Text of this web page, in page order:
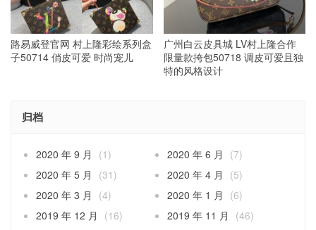
路易威登官网 村上隆彩绘系列盒
子50714 俏皮可爱 时尚宠儿
广州白云皮具城 LV村上隆合作
限量款挎包50718 调皮可爱且独
特的风格设计
归档
2020 年 9 月 (1) 2020 年 6 月
(7)
2020 年 5 月
(31) 2020 年 4 月
(5)
2020 年 3 月
(4) 2020 年 1 月
(6)
2019 年 12 月
(16) 2019 年 11 月
(46)